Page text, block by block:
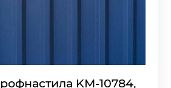
KM-10784,